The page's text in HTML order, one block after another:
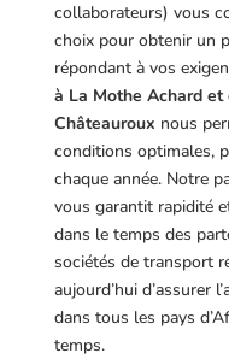
collaborateurs) vous
choix pour obtenir un
répondant à vos
à La Mothe Achard
Châteauroux nous
conditions optimales,
chaque année. Notre
vous garantit rapidité
dans le temps des
sociétés de transport
aujourd’hui d’assurer
dans tous les pays
temps.